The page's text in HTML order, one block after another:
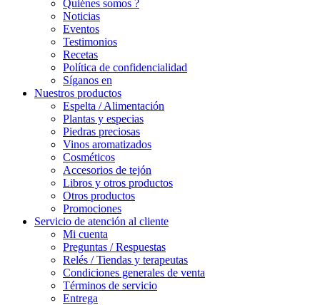
Quiénes somos ?
Noticias
Eventos
Testimonios
Recetas
Política de confidencialidad
Síganos en
Nuestros productos
Espelta / Alimentación
Plantas y especias
Piedras preciosas
Vinos aromatizados
Cosméticos
Accesorios de tejón
Libros y otros productos
Otros productos
Promociones
Servicio de atención al cliente
Mi cuenta
Preguntas / Respuestas
Relés / Tiendas y terapeutas
Condiciones generales de venta
Términos de servicio
Entrega